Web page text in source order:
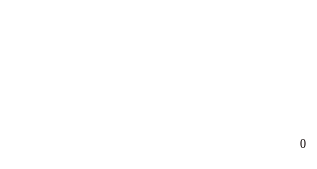
0